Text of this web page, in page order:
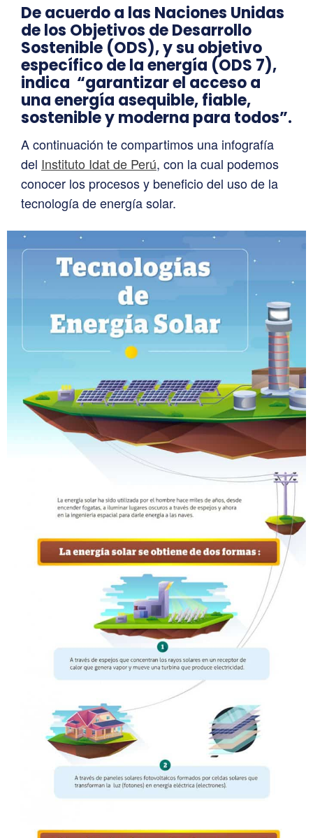
De acuerdo a las Naciones Unidas
de los Objetivos de Desarrollo
Sostenible (ODS), y su objetivo
específico de la energía (ODS 7),
indica “garantizar el acceso a
una energía asequible, fiable,
sostenible y moderna para todos”.
A continuación te compartimos una infografía
del Instituto Idat de Perú, con la cual podemos
conocer los procesos y beneficio del uso de la
tecnología de energía solar.